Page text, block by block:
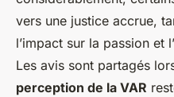
vers une justice accrue,
l’impact sur la passion et
Les avis sont partagés
perception de la VAR